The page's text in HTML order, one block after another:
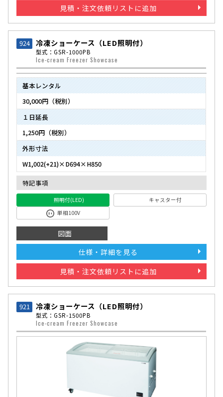
見積・注文依頼リストに追加
924 冷凍ショーケース（LED照明付）
型式：GSR-1000PB
Ice-cream Freezer Showcase
基本レンタル
30,000円（税別）
１日延長
1,250円（税別）
外形寸法
W1,002(+21)×D694×H850
特記事項
照明付(LED)
キャスター付
単相100V
図面
仕様・詳細を見る
見積・注文依頼リストに追加
921 冷凍ショーケース（LED照明付）
型式：GSR-1500PB
Ice-cream Freezer Showcase